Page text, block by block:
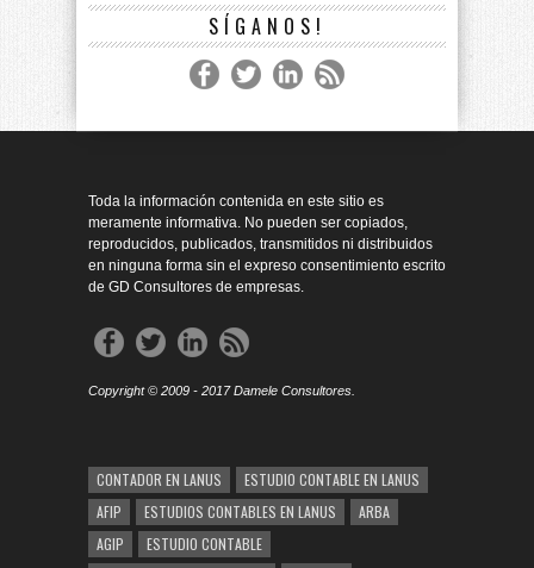
SÍGANOS!
Toda la información contenida en este sitio es
meramente informativa. No pueden ser copiados,
reproducidos, publicados, transmitidos ni distribuidos
en ninguna forma sin el expreso consentimiento escrito
de GD Consultores de empresas.
Copyright © 2009 - 2017 Damele Consultores.
CONTADOR EN LANUS
ESTUDIO CONTABLE EN LANUS
AFIP
ESTUDIOS CONTABLES EN LANUS
ARBA
AGIP
ESTUDIO CONTABLE